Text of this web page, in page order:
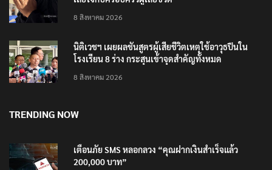
‘แม่เด็ก 14’ ยกมือไหว้ขอโทษทั้งน้ำตาและแสดงความ
8 สิงหาคม 2026
นิติเวชฯ เผยผลชันสูตรผู้เสียชีวิตเหตุใช้อาวุธปืนใน